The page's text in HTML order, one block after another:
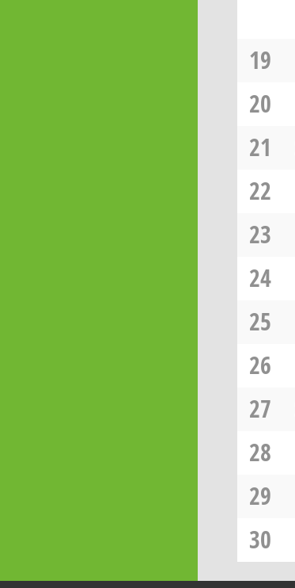
19
20
21
22
23
24
25
26
27
28
29
30